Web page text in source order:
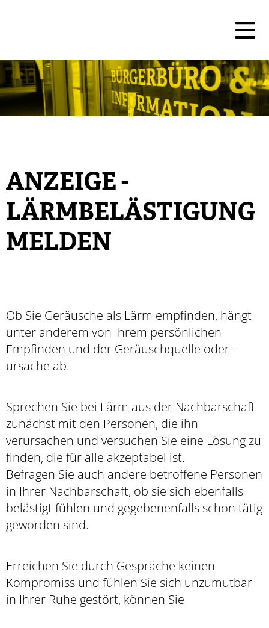
ANZEIGE -
LÄRMBELÄSTIGUNG
MELDEN
Ob Sie Geräusche als Lärm empfinden, hängt
unter anderem von Ihrem persönlichen
Empfinden und der Geräuschquelle oder -
ursache ab.
Sprechen Sie bei Lärm aus der Nachbarschaft
zunächst mit den Personen, die ihn
verursachen und versuchen Sie eine Lösung zu
finden, die für alle akzeptabel ist.
Befragen Sie auch andere betroffene Personen
in Ihrer Nachbarschaft, ob sie sich ebenfalls
belästigt fühlen und gegebenenfalls schon tätig
geworden sind.
Erreichen Sie durch Gespräche keinen
Kompromiss und fühlen Sie sich unzumutbar
in Ihrer Ruhe gestört, können Sie